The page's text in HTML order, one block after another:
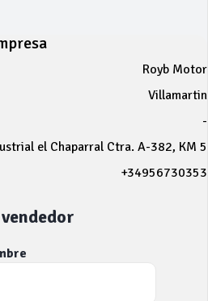
Royb Motor
Villamartin
-
el Chaparral Ctra. A-382, KM 5
+34956730353